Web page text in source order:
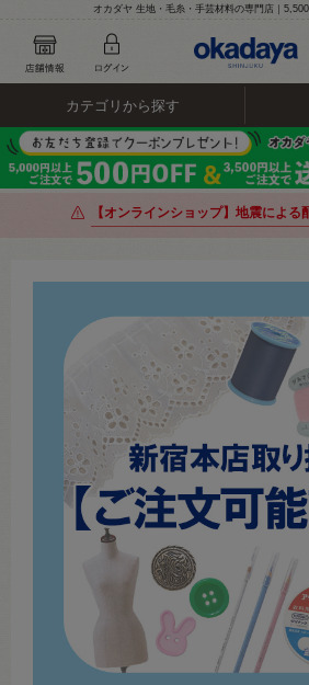
オカダヤ 生地・毛糸・手芸材料の専門店｜
カテゴリから探す
【オンラインショップ】地震による